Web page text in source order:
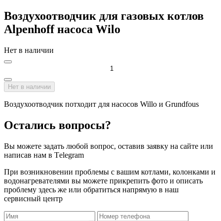
Воздухоотводчик для газовых котлов
Alpenhoff насоса Wilo
Нет в наличии
Нет в наличии
Воздухоотводчик потходит для насосов Willo и Grundfous
Остались вопросы?
Вы можете задать любой вопрос, оставив заявку на сайте или
написав нам в Тelegram
При возникновении проблемы с вашим котлами, колонками и
водонагревателями вы можете прикрепить фото и описать
проблему здесь же или обратиться напрямую в наш
сервисный центр